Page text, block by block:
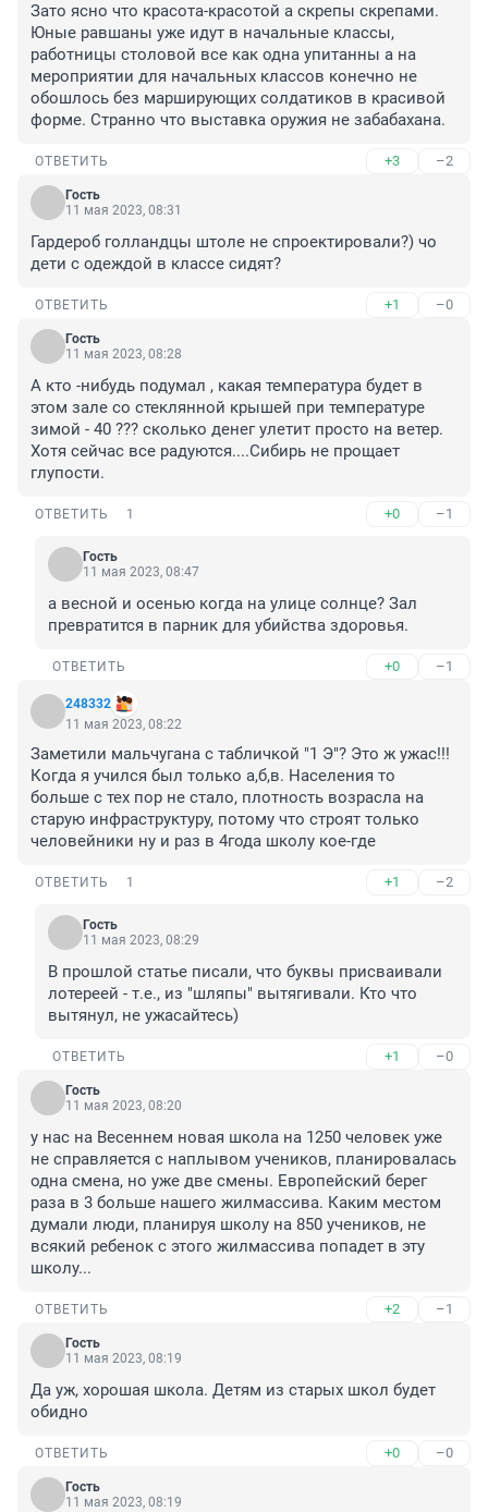
Зато ясно что красота-красотой а скрепы скрепами.
Юные равшаны уже идут в начальные классы,
работницы столовой все как одна упитанны а на
мероприятии для начальных классов конечно не
обошлось без марширующих солдатиков в красивой
форме. Странно что выставка оружия не забабахана.
ОТВЕТИТЬ +3 –2
Гость
11 мая 2023, 08:31
Гардероб голландцы штоле не спроектировали?) чо
дети с одеждой в классе сидят?
ОТВЕТИТЬ +1 –0
Гость
11 мая 2023, 08:28
А кто -нибудь подумал , какая температура будет в
этом зале со стеклянной крышей при температуре
зимой - 40 ??? сколько денег улетит просто на ветер.
Хотя сейчас все радуются....Сибирь не прощает
глупости.
ОТВЕТИТЬ 1 +0 –1
Гость
11 мая 2023, 08:47
а весной и осенью когда на улице солнце? Зал
превратится в парник для убийства здоровья.
ОТВЕТИТЬ +0 –1
248332
11 мая 2023, 08:22
Заметили мальчугана с табличкой "1 Э"? Это ж ужас!!!
Когда я учился был только а,б,в. Населения то
больше с тех пор не стало, плотность возрасла на
старую инфраструктуру, потому что строят только
человейники ну и раз в 4года школу кое-где
ОТВЕТИТЬ 1 +1 –2
Гость
11 мая 2023, 08:29
В прошлой статье писали, что буквы присваивали
лотереей - т.е., из "шляпы" вытягивали. Кто что
вытянул, не ужасайтесь)
ОТВЕТИТЬ +1 –0
Гость
11 мая 2023, 08:20
у нас на Весеннем новая школа на 1250 человек уже
не справляется с наплывом учеников, планировалась
одна смена, но уже две смены. Европейский берег
раза в 3 больше нашего жилмассива. Каким местом
думали люди, планируя школу на 850 учеников, не
всякий ребенок с этого жилмассива попадет в эту
школу...
ОТВЕТИТЬ +2 –1
Гость
11 мая 2023, 08:19
Да уж, хорошая школа. Детям из старых школ будет
обидно
ОТВЕТИТЬ +0 –0
Гость
11 мая 2023, 08:19